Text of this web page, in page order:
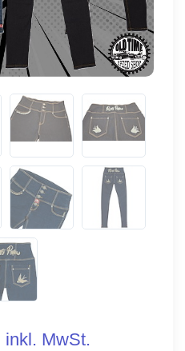
inkl. MwSt.